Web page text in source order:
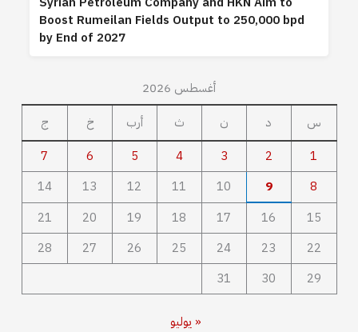
Boost Rumeilan Fields Output to 250,000 bpd
by End of 2027
أغسطس 2026
س
ن ث أرب خ
ج
1
2
3
4
5
6
7
8
9
10
11
12
13
14
15
16
17
18
19
20
21
22
23
24
25
26
27
28
29
30
31
« يوليو